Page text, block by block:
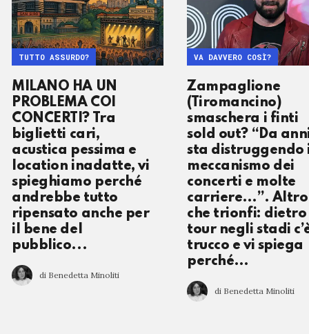
MILANO HA UN
PROBLEMA COI
CONCERTI? Tra
biglietti cari,
acustica pessima e
location inadatte, vi
spieghiamo perché
andrebbe tutto
ripensato anche per
il bene del
pubblico...
di Benedetta Minoliti
TUTTO ASSURDO?
Zampaglione
(Tiromancino)
smaschera i finti
sold out? “Da
sta distruggendo
meccanismo dei
concerti e molte
carriere…”. Altro
che trionfi: dietro
tour negli stadi
trucco e vi spiega
perché…
di Benedetta Minoliti
VA DAVVERO COSÌ?